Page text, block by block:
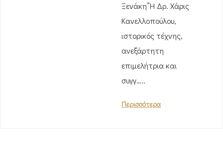
Ξενάκη”Η Δρ. Χάρις
Κανελλοπούλου,
ιστορικός τέχνης,
ανεξάρτητη
επιμελήτρια και
συγγ…..
Περισσότερα